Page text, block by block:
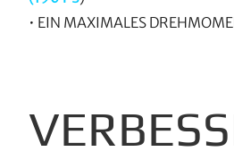
• EIN MAXIMALES